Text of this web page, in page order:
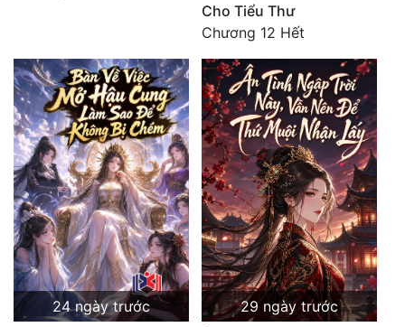
Cho Tiểu Thư
Chương 12 Hết
24 ngày trước
29 ngày trước